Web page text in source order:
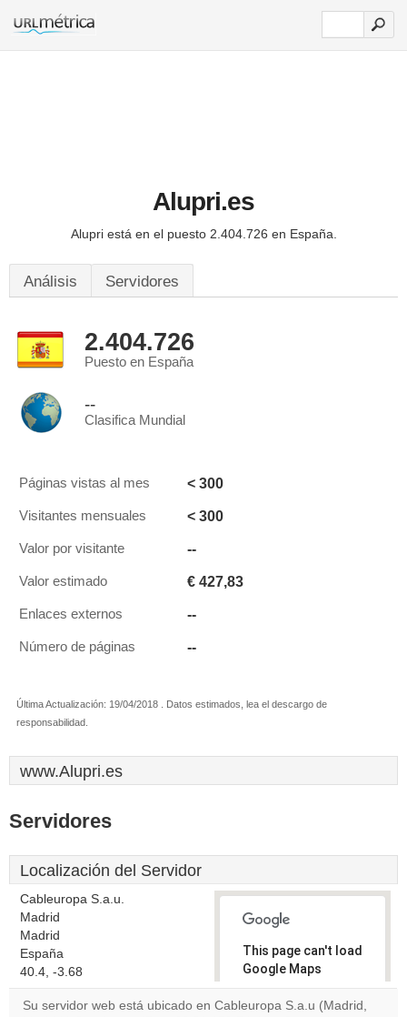
Alupri.es
Alupri está en el puesto 2.404.726 en España.
Análisis Servidores
2.404.726
Puesto en España
--
Clasifica Mundial
Páginas vistas al mes < 300
Visitantes mensuales < 300
Valor por visitante --
Valor estimado € 427,83
Enlaces externos --
Número de páginas --
Última Actualización: 19/04/2018 . Datos estimados, lea el descargo de
responsabilidad.
www.Alupri.es
Servidores
Localización del Servidor
Cableuropa S.a.u.
Madrid
Madrid
España
40.4, -3.68
This page can't load
Google Maps
correctly.
Su servidor web está ubicado en Cableuropa S.a.u (Madrid,